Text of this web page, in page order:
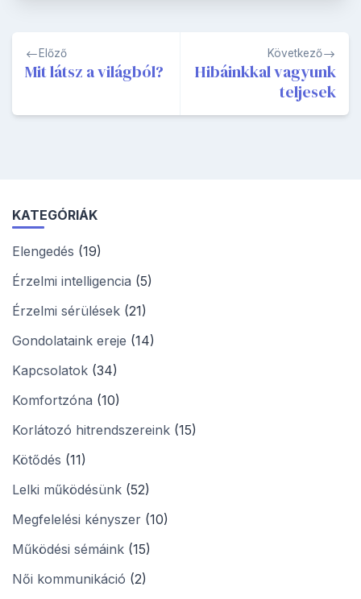
Bejegyzés
navigáció
Előző
Mit látsz a világból?
Következő
Hibáinkkal vagyunk
teljesek
KATEGÓRIÁK
Elengedés (19)
Érzelmi intelligencia (5)
Érzelmi sérülések (21)
Gondolataink ereje (14)
Kapcsolatok (34)
Komfortzóna (10)
Korlátozó hitrendszereink (15)
Kötődés (11)
Lelki működésünk (52)
Megfelelési kényszer (10)
Működési sémáink (15)
Női kommunikáció (2)